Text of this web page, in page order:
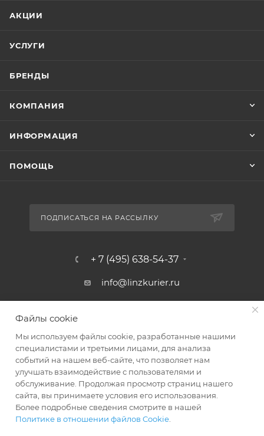
АКЦИИ
УСЛУГИ
БРЕНДЫ
КОМПАНИЯ
ИНФОРМАЦИЯ
ПОМОЩЬ
ПОДПИСАТЬСЯ НА РАССЫЛКУ
+ 7 (495) 638-54-37
info@linzkurier.ru
Файлы cookie
Мы используем файлы cookie, разработанные нашими
специалистами и третьими лицами, для анализа
событий на нашем веб-сайте, что позволяет нам
улучшать взаимодействие с пользователями и
обслуживание. Продолжая просмотр страниц нашего
сайта, вы принимаете условия его использования.
Более подробные сведения смотрите в нашей
Политике в отношении файлов Cookie